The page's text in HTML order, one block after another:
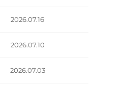
2026.07.16
2026.07.10
2026.07.03